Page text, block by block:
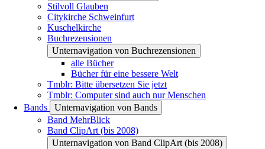
Stilvoll Glauben
Citykirche Schweinfurt
Kuschelkirche
Buchrezensionen
Unternavigation von Buchrezensionen
alle Bücher
Bücher für eine bessere Welt
Tmblr: Bitte übersetzen Sie jetzt
Tmblr: Computer sind auch nur Menschen
Bands
Unternavigation von Bands
Band MehrBlick
Band ClipArt (bis 2008)
Unternavigation von Band ClipArt (bis 2008)